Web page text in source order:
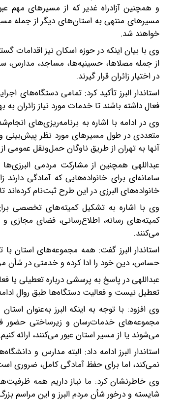
و همچنین آزادراه غدیر که از مسیرهای
مسیرهای منتهی به استان‌های دیگر از جمله
خواهند شد.
وی با بیان اینکه در حوزه اسکان نیز اقدامات
از جمله مصلاها، حسینیه‌ها، مساجد، مدارس،
در اختیار زائران قرار گیرند.
استاندار البرز تأکید کرد: تمامی دستگاه‌های
فعال داشته باشند تا خدمات مورد نیاز زائران به
وی در ادامه با اشاره به برنامه‌ریزی‌های
متعددی در طول مسیرهای مورد نظر پیش‌بینی
آنها به تهران از طریق ناوگان حمل‌ونقل عمومی
عبداللهی همچنین از مشارکت مردمی
سامانه‌ای برای خانواده‌هایی که آمادگی دارند
خانواده‌های البرزی در این طرح ثبت‌نام کرده‌اند
کمیته‌های رسانه، اطلاع‌رسانی، فضای مجازی
می‌کنند.
استاندار البرز گفت: همه مجموعه‌های استان
حساس، دین خود را ادا کرده و خدمتی در شأن
تعطیل نیست و فعالیت دستگاه‌ها طبق روال
وی افزود: با توجه به اینکه البرز به‌عنوان
مجموعه‌های خدمات‌رسان و زیرساختی حضور
می‌شوند یا از مسیر استان عبور می‌کنند، ارائه کنیم.
استاندار البرز ادامه داد: البته مدارس و
نمی‌کند، اما برای حفظ آمادگی کامل، ضروری
وی خاطرنشان کرد: ما نیاز داریم همه
شایسته و درخور شأن مردم البرز و این مراسم بزرگ